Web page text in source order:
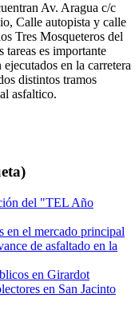
Av. Aragua c/c
Calle autopista y calle
Tres Mosqueteros del
tareas es importante
en la carretera
distintos tramos
asfaltico.
del "TEL Año
en el mercado principal
de asfaltado en la
en Girardot
en San Jacinto